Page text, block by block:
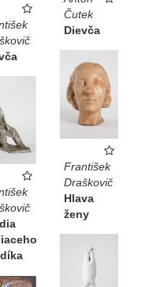
Čutek
Dievča
František
Draškovič
Hlava
ženy